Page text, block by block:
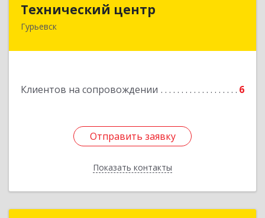
Технический центр
Гурьевск
Клиентов на сопровождении 6
Отправить заявку
Показать контакты
Отправить заявку
Назад